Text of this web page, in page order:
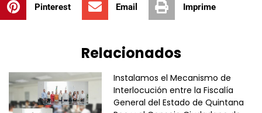
Pinterest Email Imprime
Relacionados
Instalamos el Mecanismo de
Interlocución entre la Fiscalía
General del Estado de Quintana